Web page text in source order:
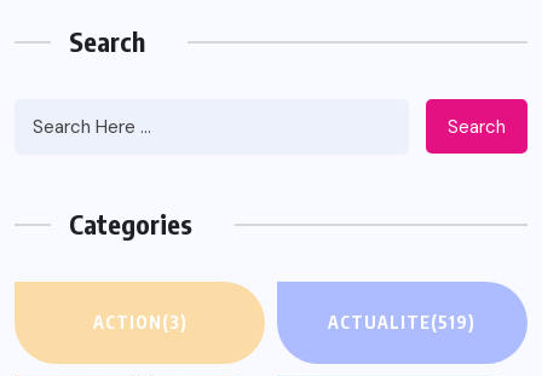
Search
Search
Categories
ACTION(3) ACTUALITE(519)